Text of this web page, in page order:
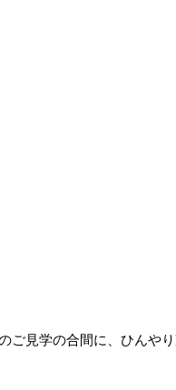
ご見学の合間に、ひんや